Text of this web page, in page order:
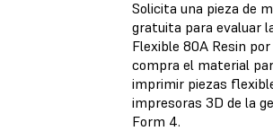
Solicita una pieza de
gratuita para evaluar
Flexible 80A Resin
compra el material
imprimir piezas
impresoras 3D de la
Form 4.